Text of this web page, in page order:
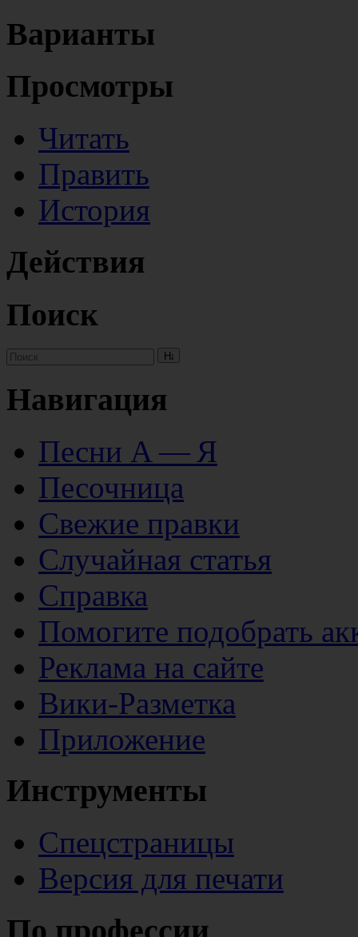
Варианты
Просмотры
Читать
Править
История
Действия
Поиск
Навигация
Песни А — Я
Песочница
Свежие правки
Случайная статья
Справка
Помогите подобрать
Реклама на сайте
Вики-Разметка
Приложение
Инструменты
Спецстраницы
Версия для печати